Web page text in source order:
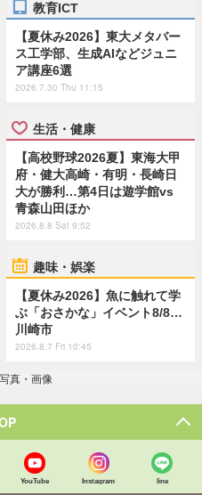
教育ICT
【夏休み2026】東大メタバー
ス工学部、生成AIなどジュニ
ア講座6選
2026.7.30 Thu 11:15
生活・健康
【高校野球2026夏】東海大甲
府・健大高崎・有明・長崎日
大が勝利…第4日は遊学館vs
青森山田ほか
2026.8.8 Sat 9:52
趣味・娯楽
【夏休み2026】魚に触れて学
ぶ「おさかな」イベント8/8…
川崎市
2026.8.7 Fri 10:45
写真・画像
YouTube Instagram line